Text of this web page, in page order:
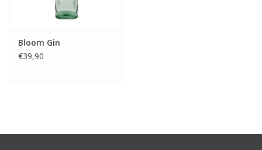
Bloom Gin
€39,90